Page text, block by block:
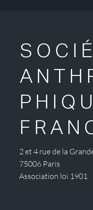
2 et 4 rue de la
75006 Paris
Association loi 1901